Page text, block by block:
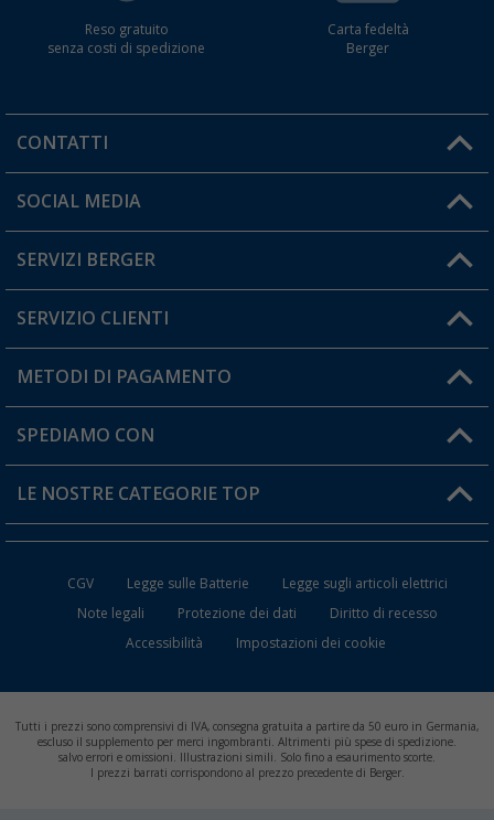
Reso gratuito
senza costi di spedizione
Carta fedeltà
Berger
CONTATTI
Orari di apertura del servizio:
Hai una domanda?
SOCIAL MEDIA
SERVIZI BERGER
Diventare rivenditori
Il mio Account
Carta fedeltà Berger
SERVIZIO CLIENTI
Informazioni sulla spedizione
Resi
FAQ e Contatti
METODI DI PAGAMENTO
SPEDIAMO CON
LE NOSTRE CATEGORIE TOP
Mobili per il Campeggio
Frigo Portatili
Climatizzatori per Camper
CGV Legge sulle Batterie
Legge sugli articoli elettrici
Note legali
Protezione dei dati
Diritto di recesso
Accessibilità
Impostazioni dei cookie
Tutti i prezzi sono comprensivi di IVA, consegna gratuita a partire da 50 euro in Germania,
escluso il supplemento per merci ingombranti. Altrimenti più spese di spedizione.
salvo errori e omissioni. Illustrazioni simili. Solo fino a esaurimento scorte.
I prezzi barrati corrispondono al prezzo precedente di Berger.